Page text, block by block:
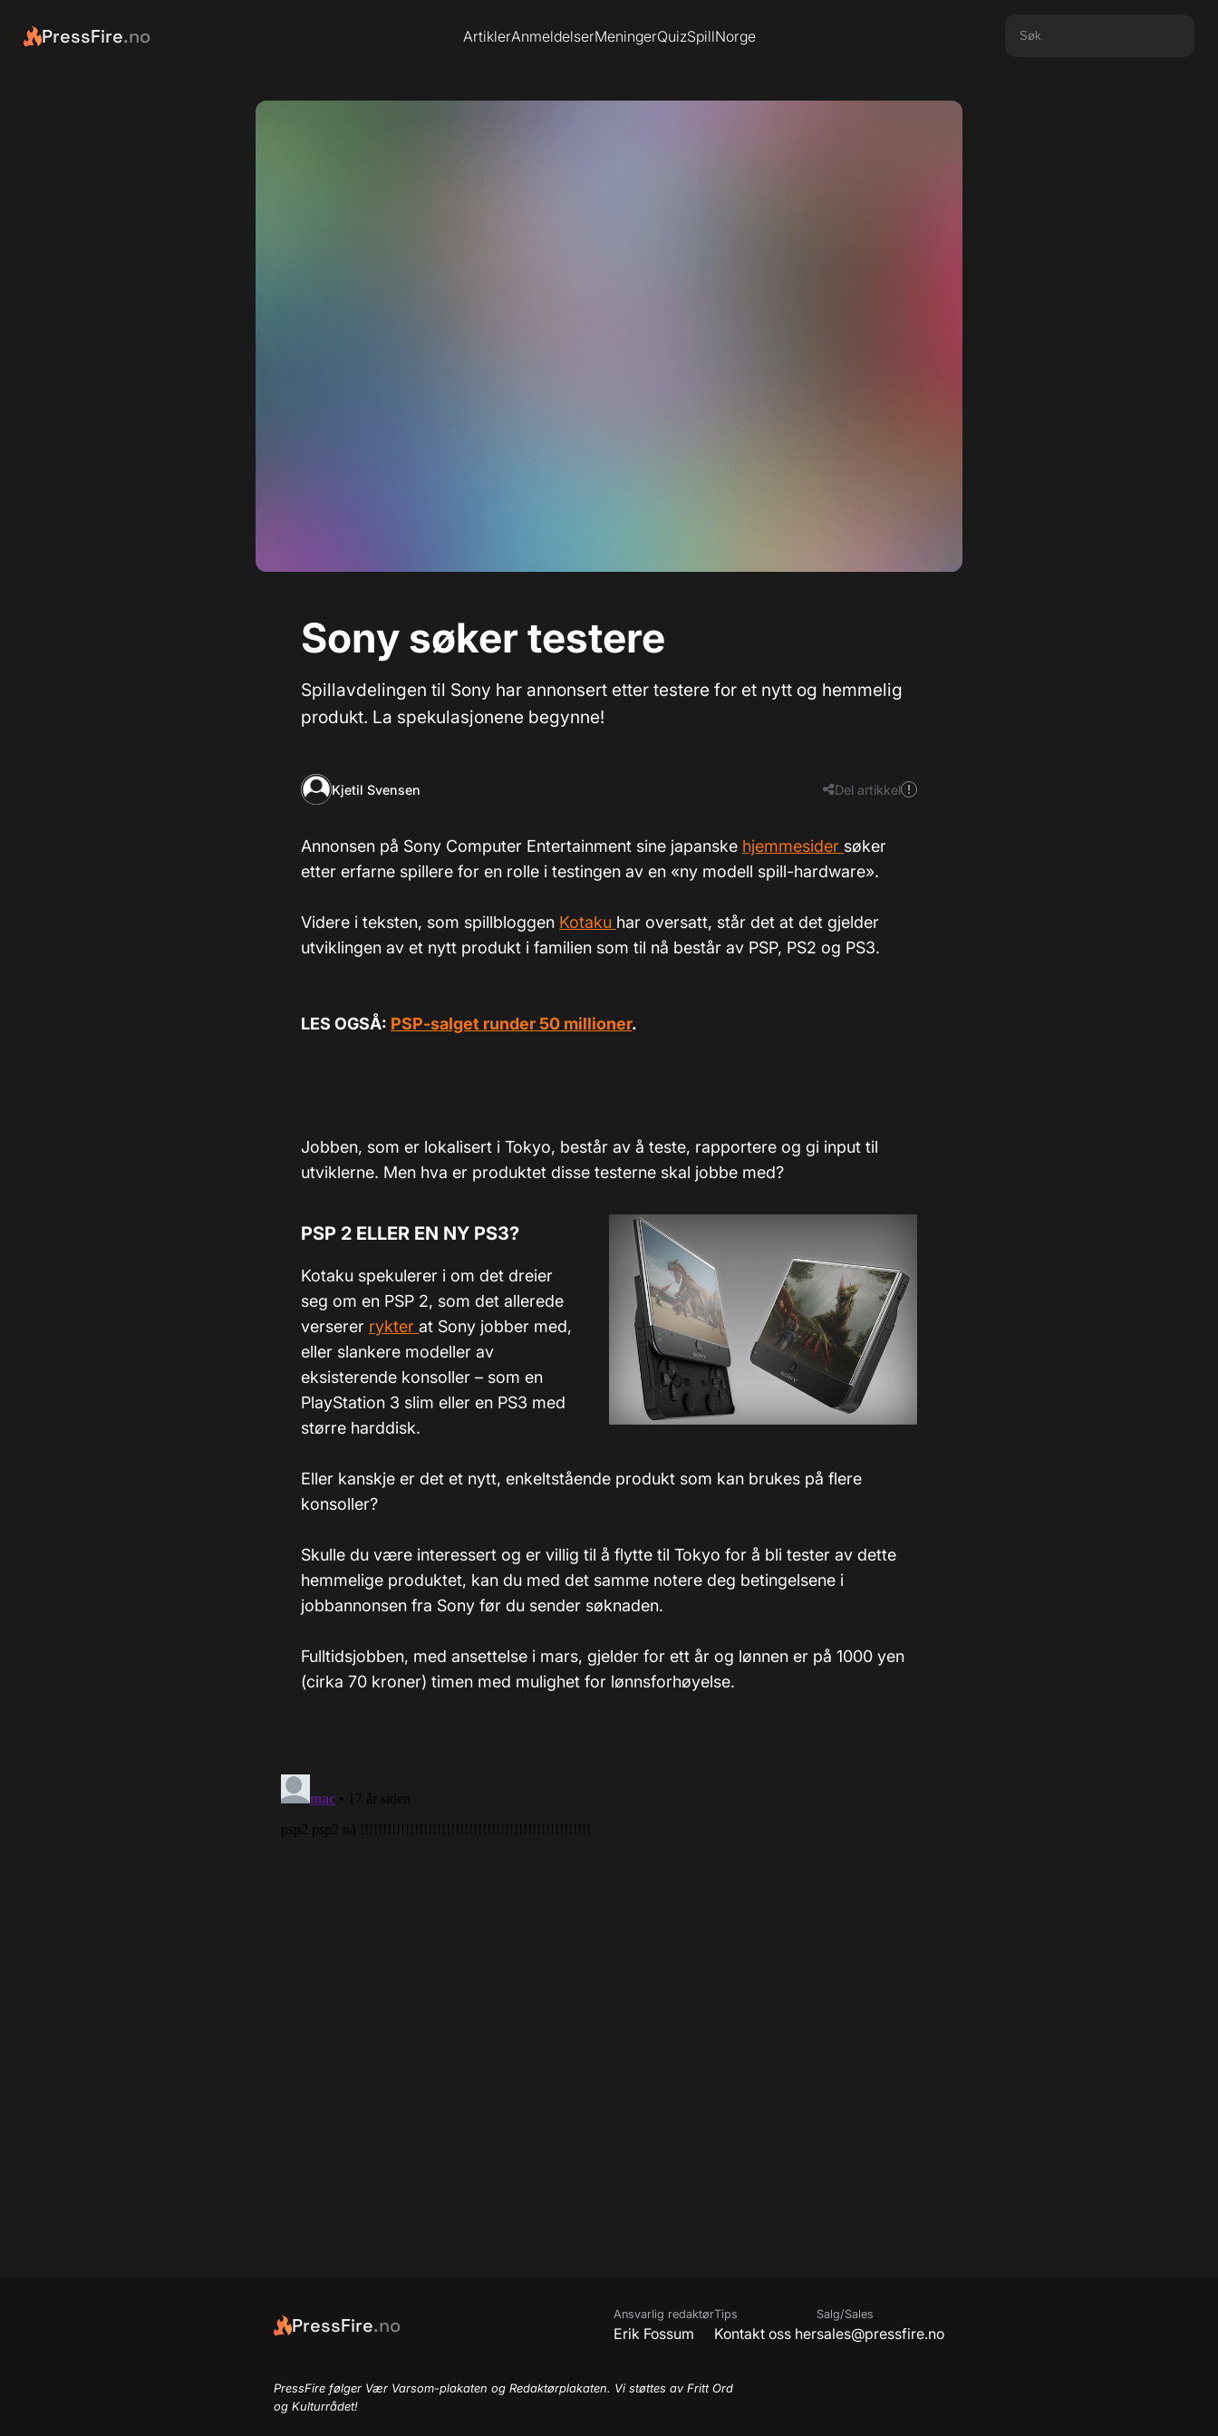
PressFire.no ArtiklerAnmeldelserMeningerQuizSpillNorge
Sony søker testere
Spillavdelingen til Sony har annonsert etter testere for et nytt og hemmelig
produkt. La spekulasjonene begynne!
Kjetil Svensen Del artikkel
Annonsen på Sony Computer Entertainment sine japanske hjemmesider søker
etter erfarne spillere for en rolle i testingen av en «ny modell spill-hardware».
Videre i teksten, som spillbloggen Kotaku har oversatt, står det at det gjelder
utviklingen av et nytt produkt i familien som til nå består av PSP, PS2 og PS3.
LES OGSÅ: PSP-salget runder 50 millioner.
Jobben, som er lokalisert i Tokyo, består av å teste, rapportere og gi input til
utviklerne. Men hva er produktet disse testerne skal jobbe med?
PSP 2 ELLER EN NY PS3?
Kotaku spekulerer i om det dreier
seg om en PSP 2, som det allerede
verserer rykter at Sony jobber med,
eller slankere modeller av
eksisterende konsoller – som en
PlayStation 3 slim eller en PS3 med
større harddisk.
Eller kanskje er det et nytt, enkeltstående produkt som kan brukes på flere
konsoller?
Skulle du være interessert og er villig til å flytte til Tokyo for å bli tester av dette
hemmelige produktet, kan du med det samme notere deg betingelsene i
jobbannonsen fra Sony før du sender søknaden.
Fulltidsjobben, med ansettelse i mars, gjelder for ett år og lønnen er på 1000 yen
(cirka 70 kroner) timen med mulighet for lønnsforhøyelse.
PressFire.no Ansvarlig redaktør
Erik Fossum
Tips
Kontakt oss her
Salg/Sales
sales@pressfire.no
PressFire følger Vær Varsom-plakaten og Redaktørplakaten. Vi støttes av Fritt Ord
og Kulturrådet!